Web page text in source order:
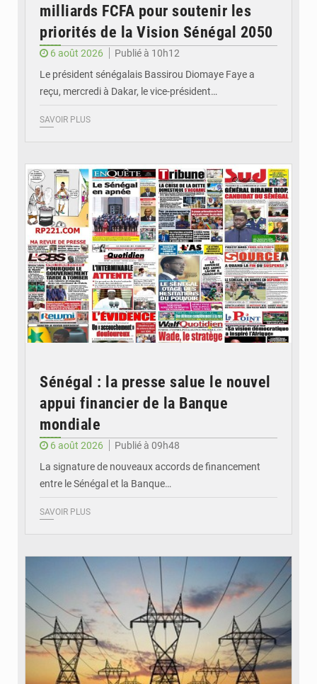
milliards FCFA pour soutenir les
priorités de la Vision Sénégal 2050
6 août 2026
Publié à 10h12
Le président sénégalais Bassirou Diomaye Faye a
reçu, mercredi à Dakar, le vice-président…
SAVOIR PLUS
Sénégal : la presse salue le nouvel
appui financier de la Banque
mondiale
6 août 2026
Publié à 09h48
La signature de nouveaux accords de financement
entre le Sénégal et la Banque…
SAVOIR PLUS